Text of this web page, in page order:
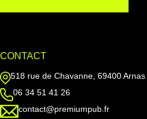
CONTACT
518 rue de Chavanne, 69400 Arnas
06 34 51 41 26
contact@premiumpub.fr